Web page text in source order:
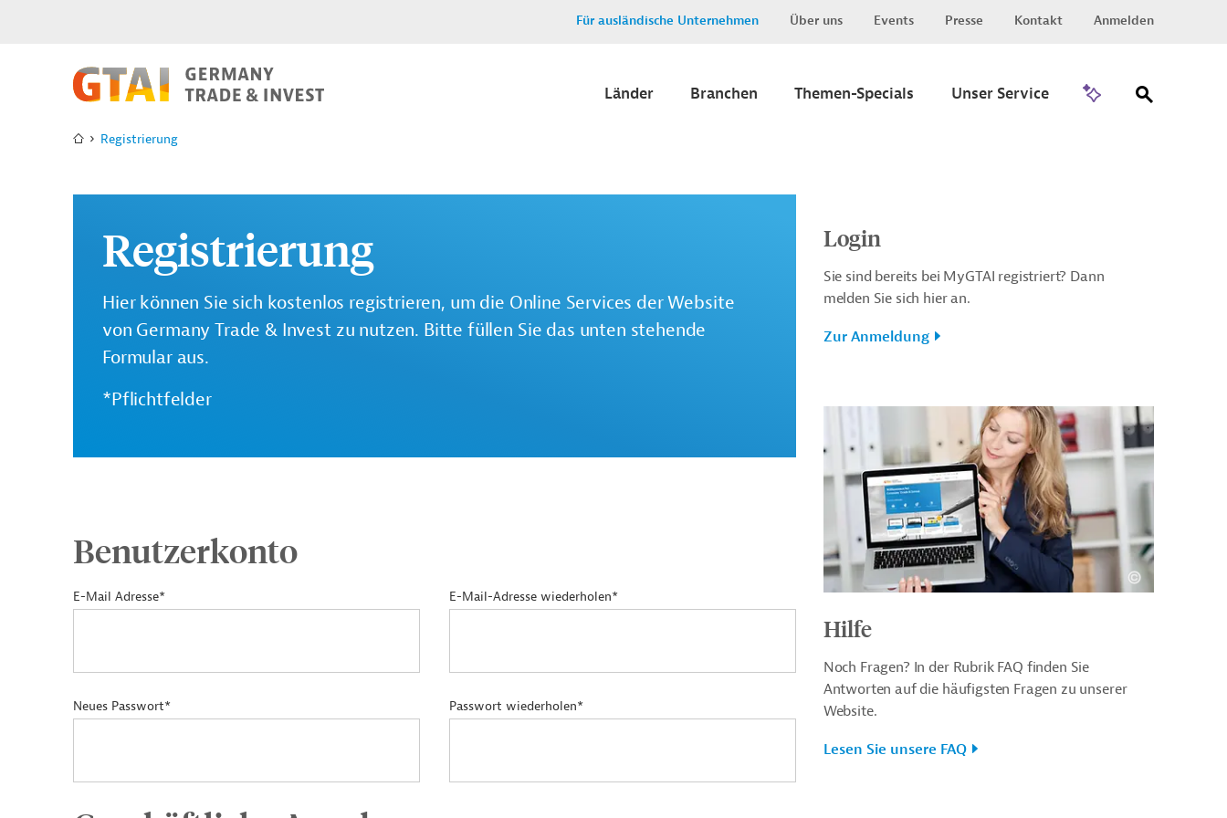
Für ausländische Unternehmen Über uns Events Presse Kontakt Anmelden
Länder Branchen Themen-Specials Unser Service
Registrierung
Registrierung
Hier können Sie sich kostenlos registrieren, um die Online Services der Website
von Germany Trade & Invest zu nutzen. Bitte füllen Sie das unten stehende
Formular aus.
*Pflichtfelder
Benutzerkonto
E-Mail Adresse* E-Mail-Adresse wiederholen*
Neues Passwort* Passwort wiederholen*
Login
Sie sind bereits bei MyGTAI registriert? Dann
melden Sie sich hier an.
Zur Anmeldung
Hilfe
Noch Fragen? In der Rubrik FAQ finden Sie
Antworten auf die häufigsten Fragen zu unserer
Website.
Lesen Sie unsere FAQ